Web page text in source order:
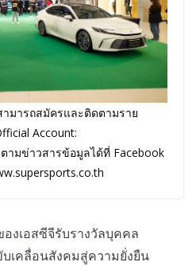
มารถสมัครและติดตามราย
Account:
ามข่าวสารข้อมูลได้ที่ Facebook
งเอสซีจีรับรางวัลบุคคล
เคลื่อนสังคมสู่ความยั่งยืน